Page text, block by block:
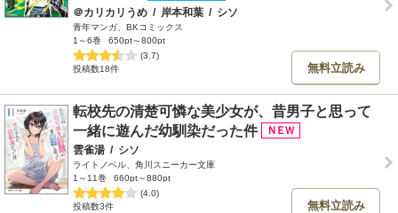
＠カリカリうめ / 岸本和葉 / シソ
青年マンガ、BKコミックス
1～6巻
650pt～800pt
(3.7)
投稿数18件
無料立読み
転校先の清楚可憐な美少女が、昔男子と思って
一緒に遊んだ幼馴染だった件
雲雀湯 / シソ
ライトノベル、角川スニーカー文庫
1～11巻
660pt～880pt
(4.0)
投稿数3件
無料立読み